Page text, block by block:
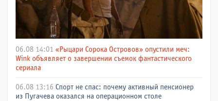
06.08 14:01 «Рыцари Сорока Островов» опустили меч:
Wink объявляет о завершении съемок фантастического
сериала
06.08 13:16 Спорт не спас: почему активный пенсионер
из Пугачева оказался на операционном столе